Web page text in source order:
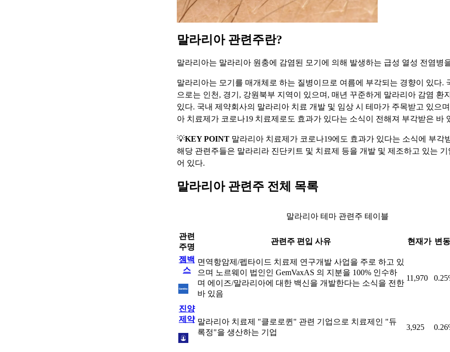
말라리아 관련주란?
말라리아는 말라리아 원충에 감염된 모기에 의해 발생하는 급성 열성 전염병
말라리아는 모기를 매개체로 하는 질병이므로 여름에 부각되는 경향이 있다.
으로는 인천, 경기, 강원북부 지역이 있으며, 매년 꾸준하게 말라리아 감염 환
있다. 국내 제약회사의 말라리아 치료 개발 및 임상 시 테마가 주목받고 있으
아 치료제가 코로나19 치료제로도 효과가 있다는 소식이 전해져 부각받은 바
💡KEY POINT 말라리아 치료제가 코로나19에도 효과가 있다는 소식에 부각
해당 관련주들은 말라리라 진단키트 및 치료제 등을 개발 및 제조하고 있는
어 있다.
말라리아 관련주 전체 목록
말라리아 테마 관련주 테이블
관련
주명
관련주 편입 사유 현재가 변
젬백
스
면역항암제/펩타이드 치료제 연구개발 사업을 주로 하고 있
으며 노르웨이 법인인 GemVaxAS 의 지분을 100% 인수하
며 에이즈/말라리아에 대한 백신을 개발한다는 소식을 전한
바 있음
11,970
진양
제약 말라리아 치료제 "클로로퀸" 관련 기업으로 치료제인 "듀
록정"을 생산하는 기업
3,925